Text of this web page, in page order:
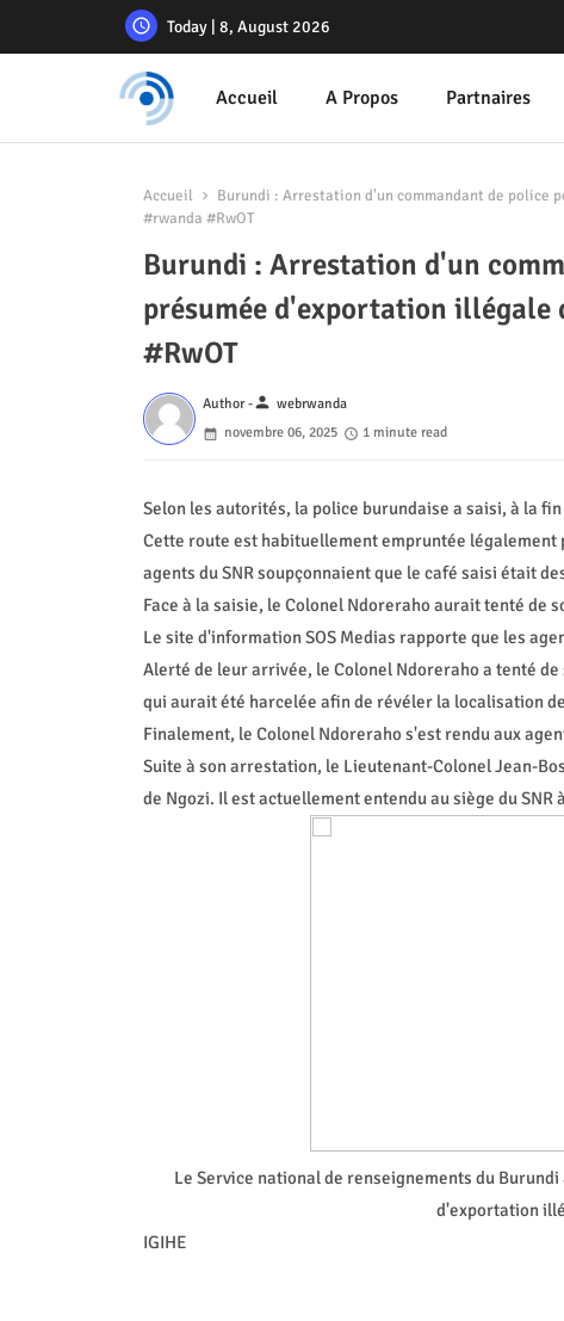
Today | 8, August 2026
Accueil A Propos Partnaires
Accueil
Burundi : Arrestation d'un commandant de police
#rwanda #RwOT
Burundi : Arrestation d'un
présumée d'exportation illégale
#RwOT
Author -person webrwanda
novembre 06, 2025
1 minute read
Selon les autorités, la police burundaise a saisi, à la
Cette route est habituellement empruntée
agents du SNR soupçonnaient que le café saisi était
Face à la saisie, le Colonel Ndoreraho aurait tenté de
Le site d'information SOS Medias rapporte que les
Alerté de leur arrivée, le Colonel Ndoreraho a tenté
qui aurait été harcelée afin de révéler la localisation
Finalement, le Colonel Ndoreraho s'est rendu aux
Suite à son arrestation, le Lieutenant-Colonel Jean-
de Ngozi. Il est actuellement entendu au siège du SNR
Le Service national de renseignements du
d'exportation
IGIHE